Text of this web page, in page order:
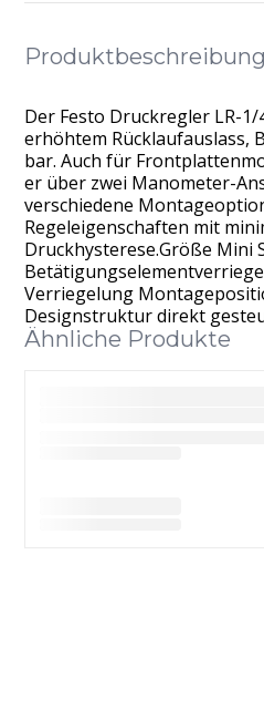
Produktbeschreibung
Der Festo Druckregler LR-
erhöhtem Rücklaufauslass,
bar. Auch für
er über zwei Manometer-
verschiedene
Regeleigenschaften mit
Druckhysterese.Größe Mini
Verriegelung
Designstruktur direkt
Ähnliche Produkte